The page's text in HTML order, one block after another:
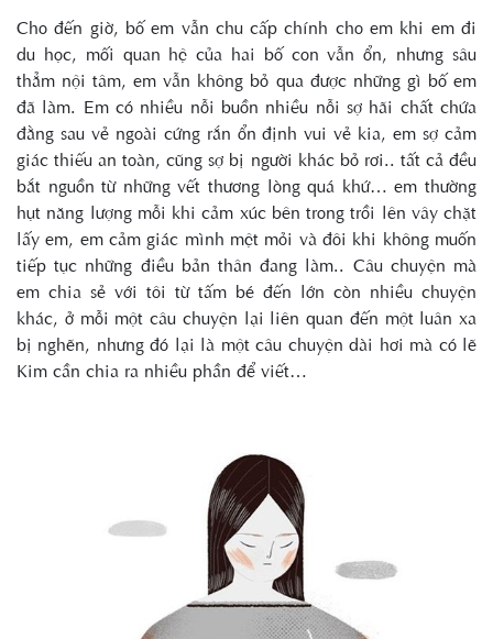
Cho đến giờ, bố em vẫn chu cấp chính cho em khi em đi
du học, mối quan hệ của hai bố con vẫn ổn, nhưng sâu
thẳm nội tâm, em vẫn không bỏ qua được những gì bố em
đã làm. Em có nhiều nỗi buồn nhiều nỗi sợ hãi chất chứa
đằng sau vẻ ngoài cứng rắn ổn định vui vẻ kia, em sợ cảm
giác thiếu an toàn, cũng sợ bị người khác bỏ rơi.. tất cả đều
bắt nguồn từ những vết thương lòng quá khứ… em thường
hụt năng lượng mỗi khi cảm xúc bên trong trồi lên vây chặt
lấy em, em cảm giác mình mệt mỏi và đôi khi không muốn
tiếp tục những điều bản thân đang làm.. Câu chuyện mà
em chia sẻ với tôi từ tấm bé đến lớn còn nhiều chuyện
khác, ở mỗi một câu chuyện lại liên quan đến một luân xa
bị nghẽn, nhưng đó lại là một câu chuyện dài hơi mà có lẽ
Kim cần chia ra nhiều phần để viết…